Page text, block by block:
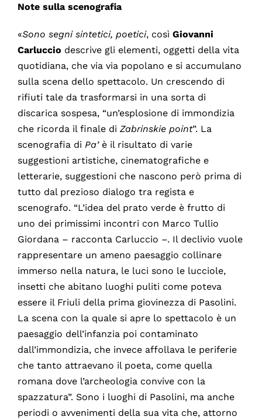
Note sulla scenografia
«Sono segni sintetici, poetici, così Giovanni
Carluccio descrive gli elementi, oggetti della vita
quotidiana, che via via popolano e si accumulano
sulla scena dello spettacolo. Un crescendo di
rifiuti tale da trasformarsi in una sorta di
discarica sospesa, “un’esplosione di immondizia
che ricorda il finale di Zabrinskie point”. La
scenografia di Pa’ è il risultato di varie
suggestioni artistiche, cinematografiche e
letterarie, suggestioni che nascono però prima di
tutto dal prezioso dialogo tra regista e
scenografo. “L’idea del prato verde è frutto di
uno dei primissimi incontri con Marco Tullio
Giordana – racconta Carluccio –. Il declivio vuole
rappresentare un ameno paesaggio collinare
immerso nella natura, le luci sono le lucciole,
insetti che abitano luoghi puliti come poteva
essere il Friuli della prima giovinezza di Pasolini.
La scena con la quale si apre lo spettacolo è un
paesaggio dell’infanzia poi contaminato
dall’immondizia, che invece affollava le periferie
che tanto attraevano il poeta, come quella
romana dove l’archeologia convive con la
spazzatura”. Sono i luoghi di Pasolini, ma anche
periodi o avvenimenti della sua vita che, attorno